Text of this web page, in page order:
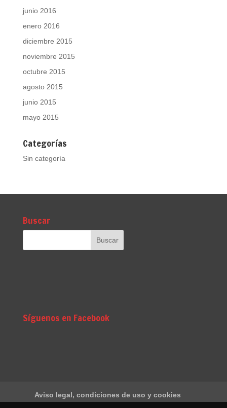
junio 2016
enero 2016
diciembre 2015
noviembre 2015
octubre 2015
agosto 2015
junio 2015
mayo 2015
Categorías
Sin categoría
Buscar
Síguenos en Facebook
Aviso legal, condiciones de uso y cookies